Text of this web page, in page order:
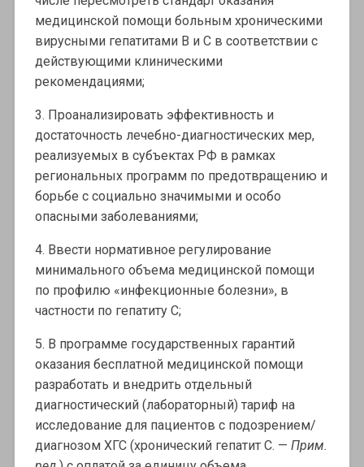
медицинской помощи больным хроническими
вирусными гепатитами В и С в соответствии с
действующими клиническими
рекомендациями;
3. Проанализировать эффективность и
достаточность лечебно-диагностических мер,
реализуемых в субъектах РФ в рамках
региональных программ по предотвращению и
борьбе с социально значимыми и особо
опасными заболеваниями;
4. Ввести нормативное регулирование
минимального объема медицинской помощи
по профилю «инфекционные болезни», в
частности по гепатиту С;
5. В программе государственных гарантий
оказания бесплатной медицинской помощи
разработать и внедрить отдельный
диагностический (лабораторный) тариф на
исследование для пациентов с подозрением/
диагнозом ХГС (хронический гепатит С. — Прим.